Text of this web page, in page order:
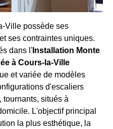
Ville possède ses
ses contraintes uniques.
dans l' Installation Monte
à Cours-la-Ville
et variée de modèles
d'escaliers
tournants, situés à
L'objectif principal
la plus esthétique, la